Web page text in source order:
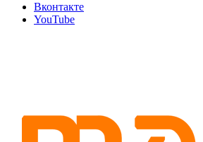
Вконтакте
YouTube